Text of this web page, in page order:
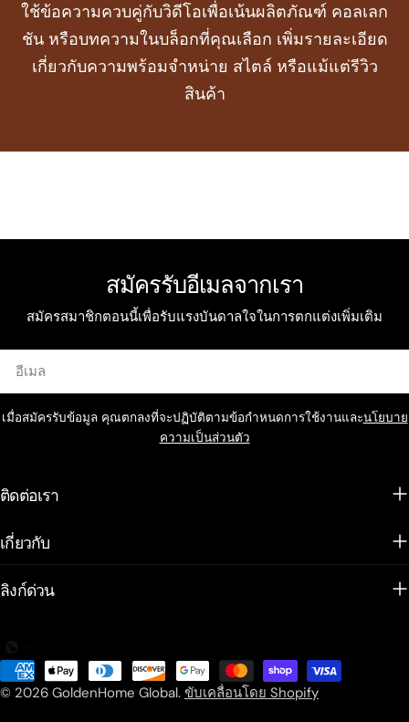
ใช้ข้อความควบคู่กับวิดีโอเพื่อเน้นผลิตภัณฑ์ คอลเลก
ชัน หรือบทความในบล็อกที่คุณเลือก เพิ่มรายละเอียด
เกี่ยวกับความพร้อมจำหน่าย สไตล์ หรือแม้แต่รีวิว
สินค้า
สมัครรับอีเมลจากเรา
สมัครสมาชิกตอนนี้เพื่อรับแรงบันดาลใจในการตกแต่งเพิ่มเติม
อีเมล
เมื่อสมัครรับข้อมูล คุณตกลงที่จะปฏิบัติตามข้อกำหนดการใช้งานและนโยบาย
ความเป็นส่วนตัว
ติดต่อเรา
เกี่ยวกับ
ลิงก์ด่วน
© 2026 GoldenHome Global. ขับเคลื่อนโดย Shopify
การ